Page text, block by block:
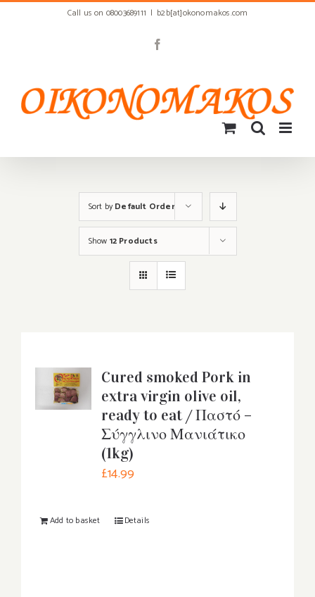
Call us on 08003689111 | b2b[at]okonomakos.com
Sort byDefault Order
Show 12 Products
Cured smoked Pork in
extra virgin olive oil,
ready to eat / Παστό –
Σύγγλινο Μανιάτικο
(1kg)
£14.99
Add to basket Details